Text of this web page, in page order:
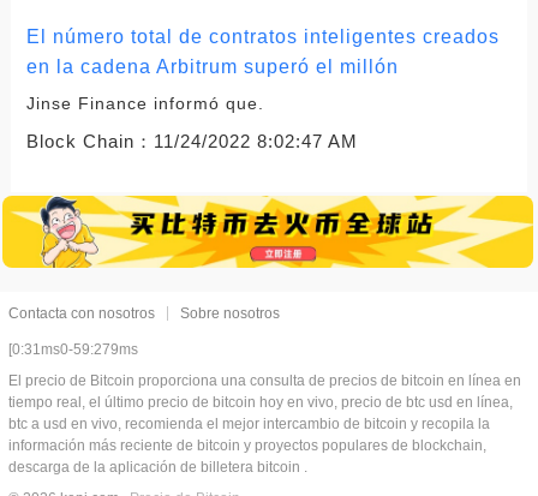
El número total de contratos inteligentes creados
en la cadena Arbitrum superó el millón
Jinse Finance informó que.
Block Chain： 11/24/2022 8:02:47 AM
Contacta con nosotros Sobre nosotros
[0:31ms0-59:279ms
El precio de Bitcoin proporciona una consulta de precios de bitcoin en línea en
tiempo real, el último precio de bitcoin hoy en vivo, precio de btc usd en línea,
btc a usd en vivo, recomienda el mejor intercambio de bitcoin y recopila la
información más reciente de bitcoin y proyectos populares de blockchain,
descarga de la aplicación de billetera bitcoin .